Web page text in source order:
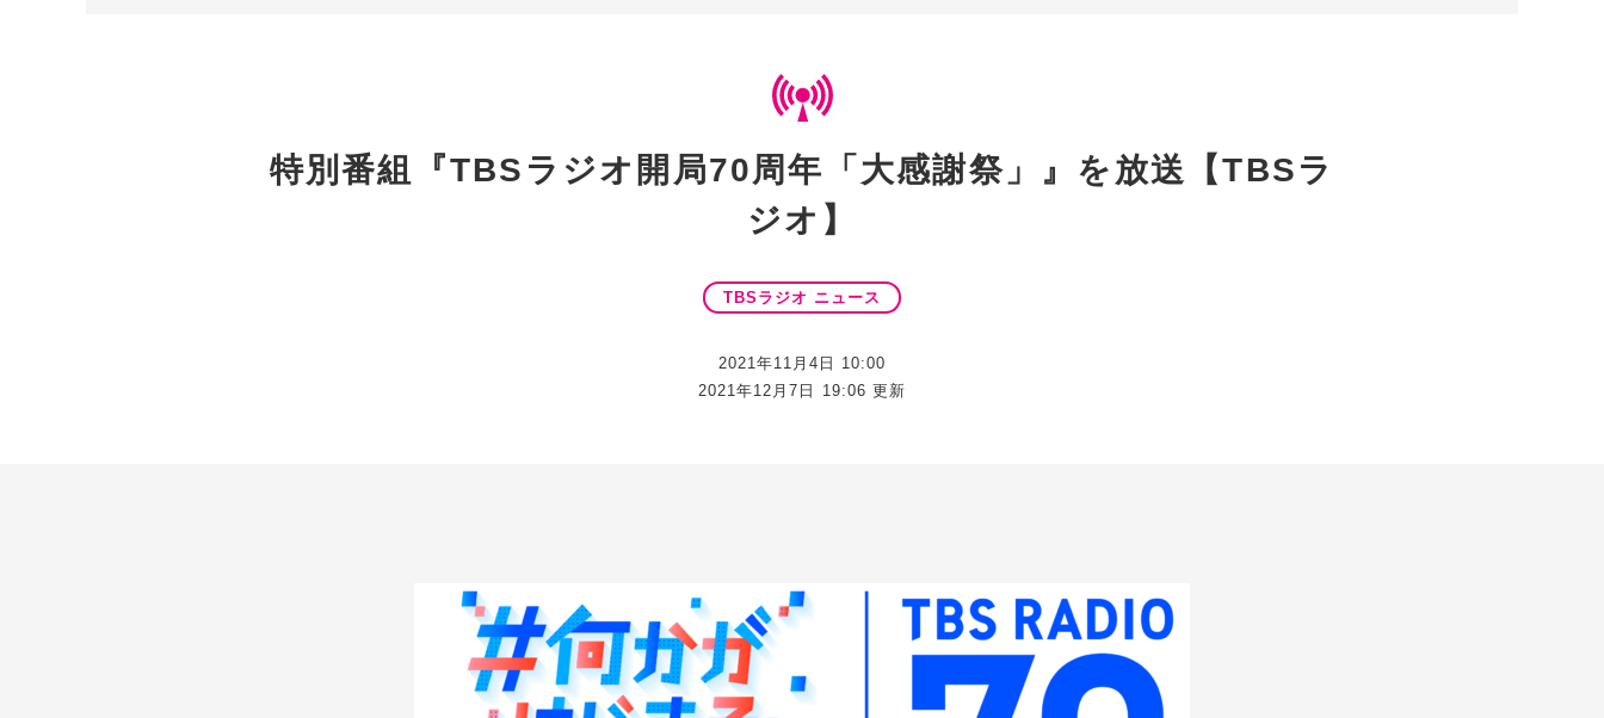
特別番組『TBSラジオ開局70周年「大感謝祭」』を放送【TBSラ
ジオ】
TBSラジオ ニュース
2021年11月4日 10:00
2021年12月7日 19:06 更新